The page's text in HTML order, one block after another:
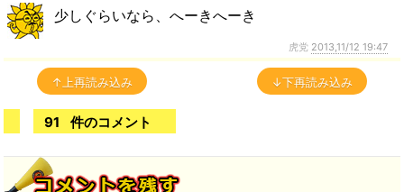
少しぐらいなら、へーきへーき
虎党 2013,11/12 19:47
↑上再読み込み ↓下再読み込み
91 件のコメント